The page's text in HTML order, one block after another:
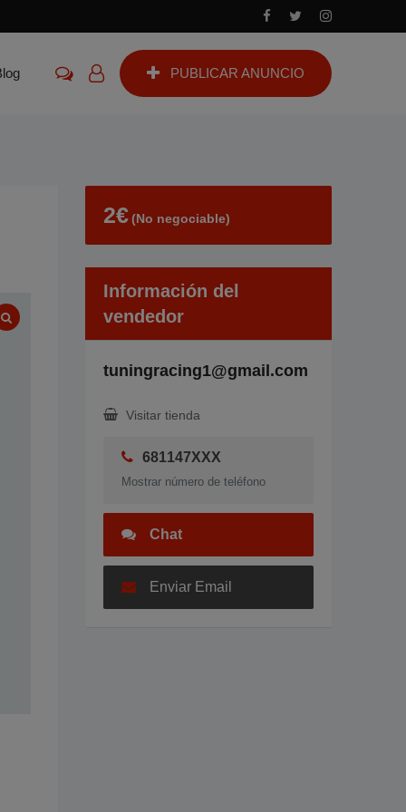
PUBLICAR ANUNCIO
2€ (No negociable)
Información del
vendedor
tuningracing1@gmail.com
Visitar tienda
681147XXX
Mostrar número de teléfono
Chat
Enviar Email